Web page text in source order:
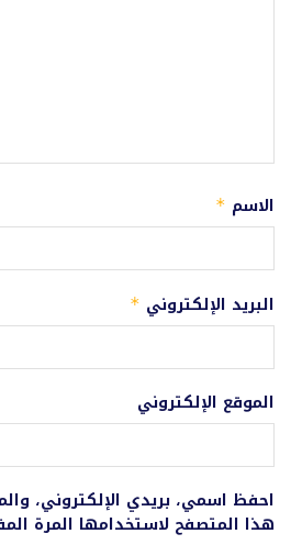
الاسم *
البريد الإلكتروني *
الموقع الإلكتروني
احفظ اسمي، بريدي الإلكتروني،
هذا المتصفح لاستخدامها المرة